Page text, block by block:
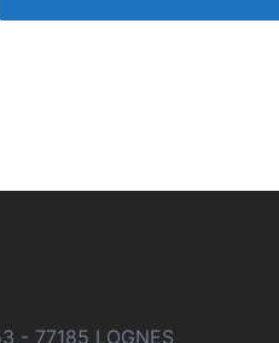
- 77185 LOGNES